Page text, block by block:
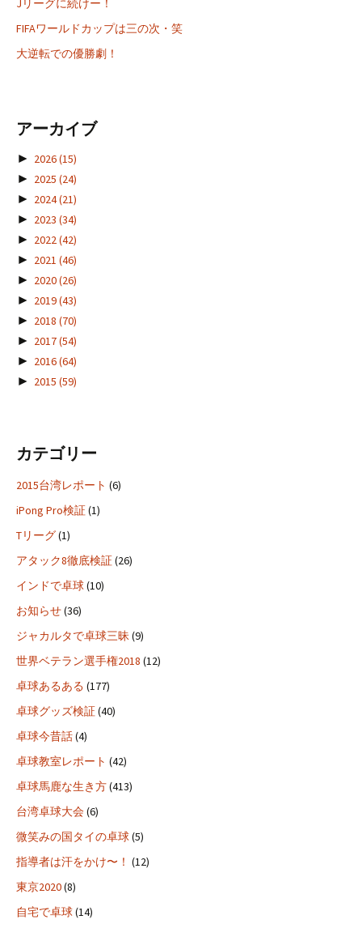
Jリーグに続けー！
FIFAワールドカップは三の次・笑
大逆転での優勝劇！
アーカイブ
► 2026(15)
► 2025 (24)
► 2024(21)
► 2023 (34)
► 2022(42)
► 2021 (46)
► 2020(26)
► 2019(43)
► 2018 (70)
► 2017(54)
► 2016(64)
► 2015 (59)
カテゴリー
2015台湾レポート (6)
iPong Pro検証(1)
Tリーグ(1)
アタック8徹底検証(26)
インドで卓球(10)
お知らせ(36)
ジャカルタで卓球三昧(9)
世界ベテラン選手権2018 (12)
卓球あるある (177)
卓球グッズ検証(40)
卓球今昔話(4)
卓球教室レポート (42)
卓球馬鹿な生き方(413)
台湾卓球大会(6)
微笑みの国タイの卓球(5)
指導者は汗をかけ〜！ (12)
東京2020(8)
自宅で卓球(14)